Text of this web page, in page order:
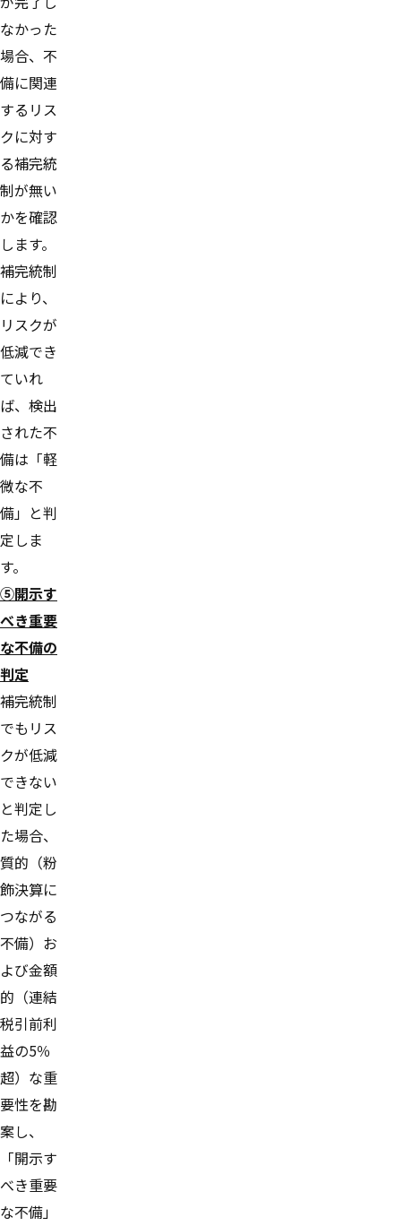
なかった
場合、不
備に関連
するリス
クに対す
る補完統
制が無い
かを確認
します。
補完統制
により、
リスクが
低減でき
ていれ
ば、検出
された不
備は「軽
微な不
備」と判
定しま
す。
⑤開示す
べき重要
な不備の
判定
補完統制
でもリス
クが低減
できない
と判定し
た場合、
質的（粉
飾決算に
つながる
不備）お
よび金額
的（連結
税引前利
益の5％
超）な重
要性を勘
案し、
「開示す
べき重要
な不備」